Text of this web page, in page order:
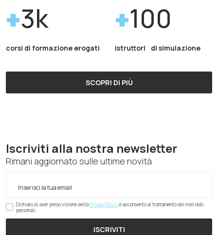
3k
corsi di formazione erogati
100
istruttori di simulazione
SCOPRI DI PIÙ
Iscriviti alla nostra newsletter
Rimani aggiornato sulle ultime novità
Dichiaro di aver preso visione dellaPrivacy Policye acconsento al trattamento dei miei dati
personali.
ISCRIVITI